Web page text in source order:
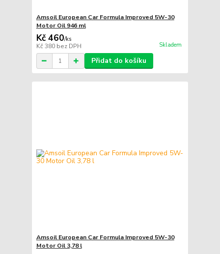
Amsoil European Car Formula Improved 5W-30
Motor Oil 946 ml
Kč 460/ks
Kč 380 bez DPH Skladem
Přidat do košíku
Amsoil European Car Formula Improved 5W-30
Motor Oil 3,78 l